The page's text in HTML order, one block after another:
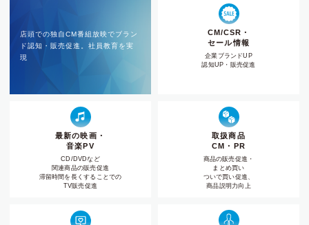
店頭での独自CM番組放映でブラン
ド認知・販売促進。社員教育を実
現
CM/CSR・
セール情報
企業ブランドUP
認知UP・販売促進
最新の映画・
音楽PV
CD/DVDなど
関連商品の販売促進
滞留時間を長くすることでの
TV販売促進
取扱商品
CM・PR
商品の販売促進・
まとめ買い
ついで買い促進、
商品説明力向上